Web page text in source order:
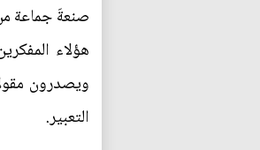
صنعةَ جماعة
هؤلاء
ويصدرون
التعبير.